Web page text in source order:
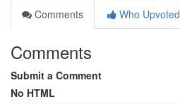
Comments
Who Upvoted
Comments
Submit a Comment
No HTML